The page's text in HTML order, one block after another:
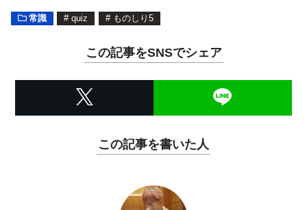
常識 # quiz # ものしり5
この記事をSNSでシェア
この記事を書いた人